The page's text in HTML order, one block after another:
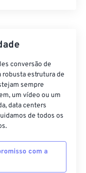
conversão de
robusta estrutura de
sempre
um vídeo ou um
data centers
de todos os
com a